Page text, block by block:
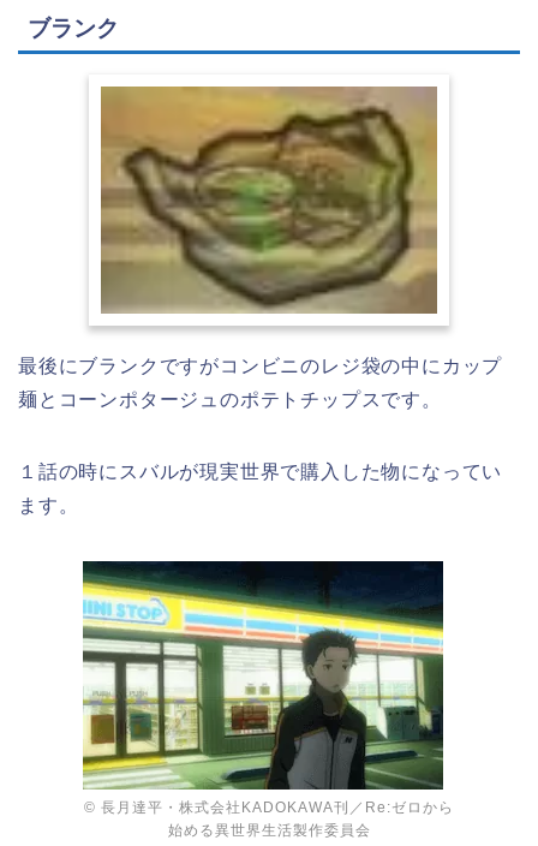
ブランク
最後にブランクですがコンビニのレジ袋の中にカップ
麺とコーンポタージュのポテトチップスです。
１話の時にスバルが現実世界で購入した物になってい
ます。
© 長月達平・株式会社KADOKAWA刊／Re:ゼロから
始める異世界生活製作委員会